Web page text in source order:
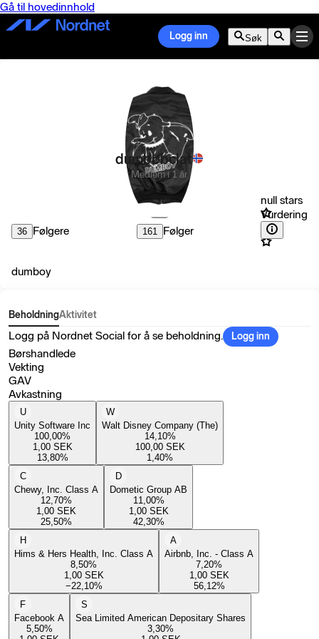
Gå til hovedinnhold
Logg inn Søk
dumbbbclat
Medlem i 1 år
36 Følgere 161 Følger
null stars
Vurdering
dumboy
BeholdningAktivitet
Logg på Nordnet Social for å se beholdning. Logg inn
Børshandlede
Vekting
GAV
Avkastning
U
Unity Software Inc
100,00%
1,00 SEK
13,80%
W
Walt Disney Company (The)
14,10%
100,00 SEK
1,40%
C
Chewy, Inc. Class A
12,70%
1,00 SEK
25,50%
D
Dometic Group AB
11,00%
1,00 SEK
42,30%
H
Hims & Hers Health, Inc. Class A
8,50%
1,00 SEK
−22,10%
A
Airbnb, Inc. - Class A
7,20%
1,00 SEK
56,12%
F
Facebook A
5,50%
S
Sea Limited American Depositary Shares
3,30%